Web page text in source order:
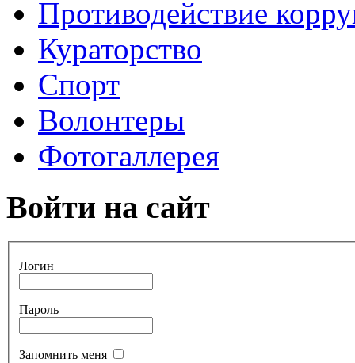
Противодействие
Кураторство
Спорт
Волонтеры
Фотогаллерея
Войти на сайт
Логин
Пароль
Запомнить меня